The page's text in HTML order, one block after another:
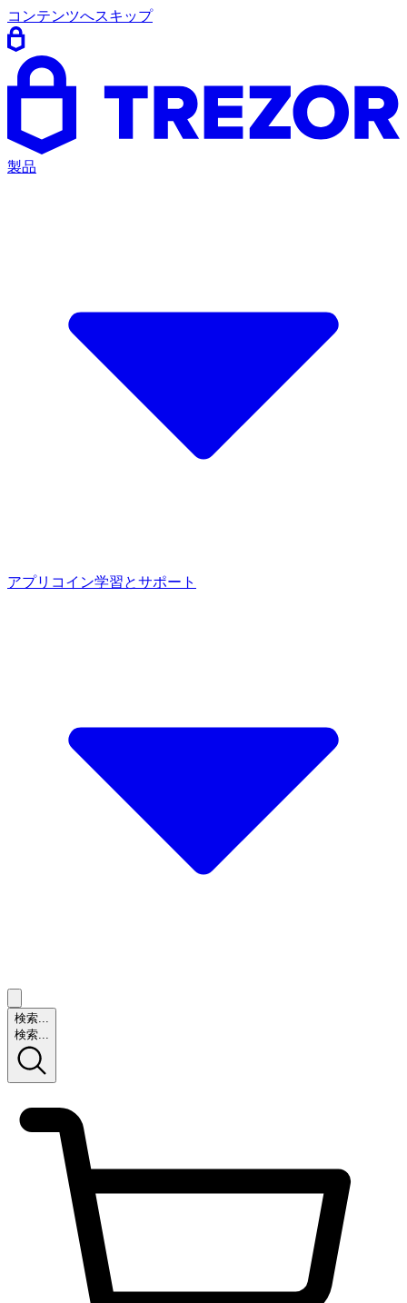
コンテンツへスキップ
製品
アプリ コイン学習とサポート
検索...
検索...